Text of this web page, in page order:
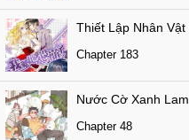
Chapter 183
Nước Cờ Xanh Lam
Chapter 48